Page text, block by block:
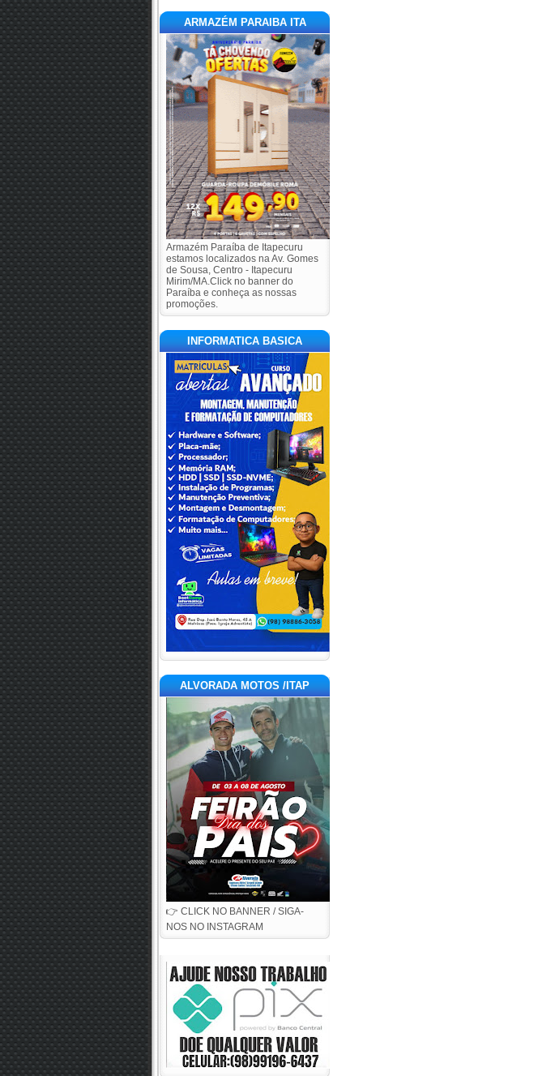
ARMAZÉM PARAIBA ITA
Armazém Paraíba de Itapecuru
estamos localizados na Av. Gomes
de Sousa, Centro - Itapecuru
Mirim/MA.Click no banner do
Paraíba e conheça as nossas
promoções.
INFORMATICA BASICA
ALVORADA MOTOS /ITAP
👉 CLICK NO BANNER / SIGA-
NOS NO INSTAGRAM